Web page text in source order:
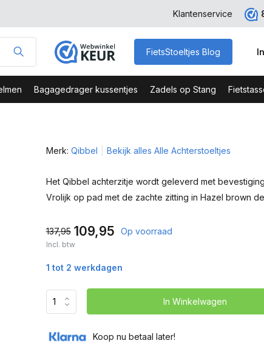
binnen NL vanaf 100 euro Veilig Bestellen - Webshop
Klantenservice
FietsStoeltjes Blog
Bagagedrager kussentjes Zadels op Stang
Merk: Qibbel Bekijk alles Alle Achterstoeltjes
Het Qibbel achterzitje wordt geleverd met
Vrolijk op pad met de zachte zitting in Hazel brown
137,95 109,95 Op voorraad
Incl. btw
1 tot 2 werkdagen
In Winkelwagen
Koop nu betaal later!